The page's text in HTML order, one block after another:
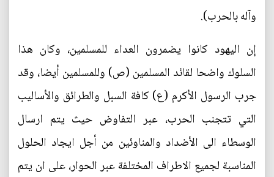
وآله بالحرب).
إن اليهود كانوا يضمرون العداء للمسلمين، وكان هذا
السلوك واضحا لقائد المسلمين (ص) وللمسلمين أيضا، وقد
جرب الرسول الأكرم (ع) كافة السبل والطرائق والأساليب
التي تتجنب الحرب، عبر التفاوض حيث يتم ارسال
الوسطاء الى الأضداد والمناوئين من أجل ايجاد الحلول
المناسبة لجميع الاطراف المختلفة عبر الحوار، على ان يتم